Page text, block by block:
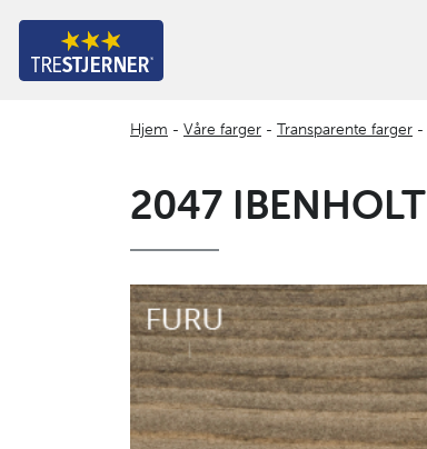
Hjem - Våre farger - Transparente farger -
2047 IBENHOLT